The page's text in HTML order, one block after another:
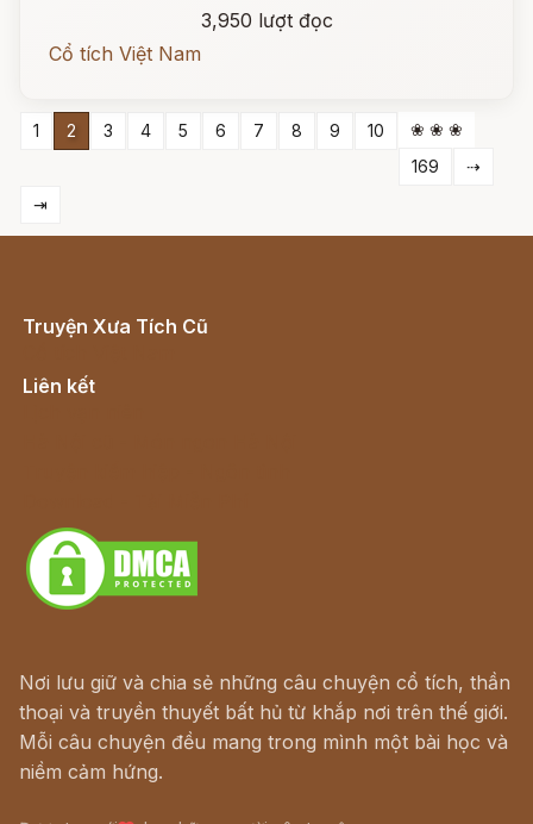
3,950 lượt đọc
Cổ tích Việt Nam
1 2 3 4 5 6 7 8 9 10
❀ ❀ ❀
169
⇢
⇥
Truyện Xưa Tích Cũ
Liên kết
Nơi lưu giữ và chia sẻ những câu chuyện cổ tích, thần
thoại và truyền thuyết bất hủ từ khắp nơi trên thế giới.
Mỗi câu chuyện đều mang trong mình một bài học và
niềm cảm hứng.